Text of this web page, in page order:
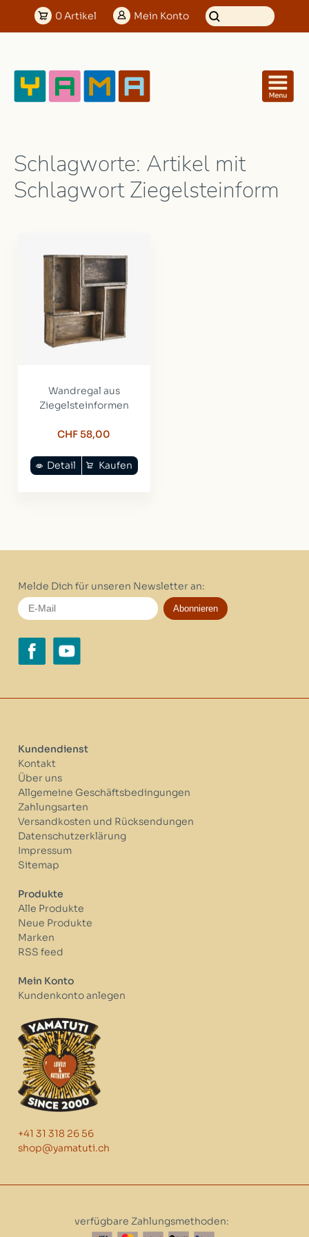
0Artikel Mein Konto
Schlagworte: Artikel mit
Schlagwort Ziegelsteinform
Wandregal aus
Ziegelsteinformen
CHF 58,00
Kaufen
Detail
Melde Dich für unseren Newsletter an:
Abonnieren
Kundendienst
Kontakt
Über uns
Allgemeine Geschäftsbedingungen
Zahlungsarten
Versandkosten und Rücksendungen
Datenschutzerklärung
Impressum
Sitemap
Produkte
Alle Produkte
Neue Produkte
Marken
RSS feed
Mein Konto
Kundenkonto anlegen
+41 31 318 26 56
shop@yamatuti.ch
verfügbare Zahlungsmethoden: